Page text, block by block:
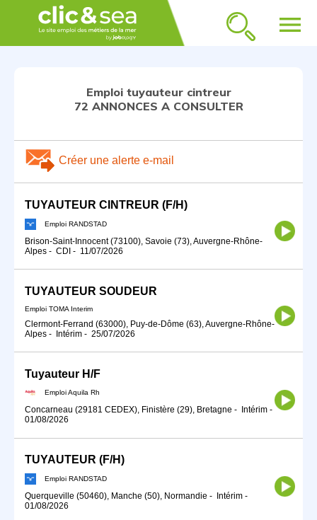
menu
Emploi tuyauteur cintreur
72 ANNONCES A CONSULTER
Créer une alerte e-mail
TUYAUTEUR CINTREUR (F/H)
Emploi RANDSTAD
Brison-Saint-Innocent (73100), Savoie (73), Auvergne-Rhône-
Alpes - CDI - 11/07/2026
TUYAUTEUR SOUDEUR
Emploi TOMA Interim
Clermont-Ferrand (63000), Puy-de-Dôme (63), Auvergne-Rhône-
Alpes - Intérim - 25/07/2026
Tuyauteur H/F
Emploi Aquila Rh
Concarneau (29181 CEDEX), Finistère (29), Bretagne - Intérim -
01/08/2026
TUYAUTEUR (F/H)
Emploi RANDSTAD
Querqueville (50460), Manche (50), Normandie - Intérim -
01/08/2026